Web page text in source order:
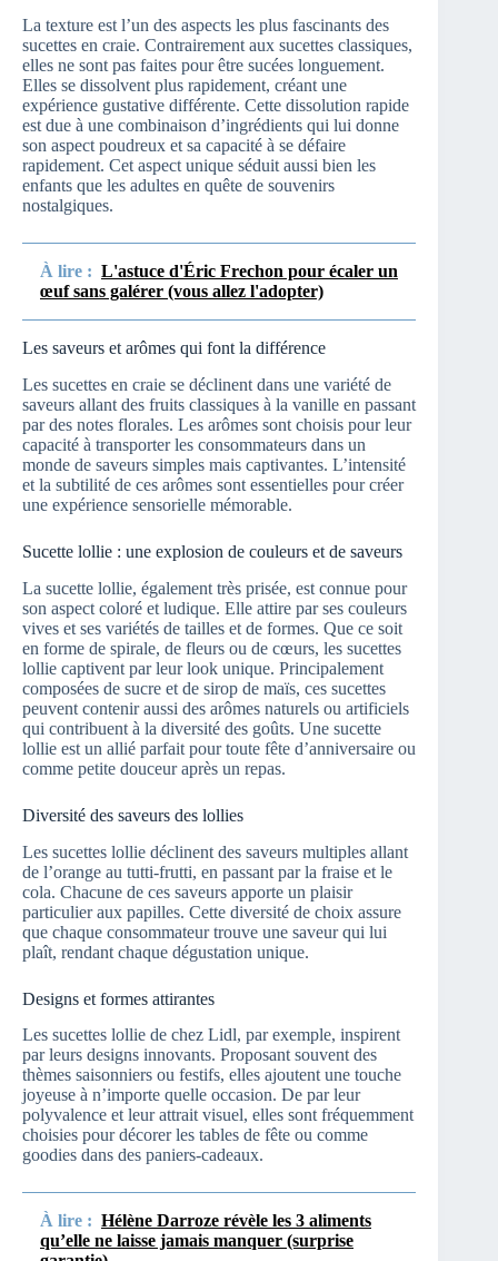
La texture est l’un des aspects les plus fascinants des
sucettes en craie. Contrairement aux sucettes classiques,
elles ne sont pas faites pour être sucées longuement.
Elles se dissolvent plus rapidement, créant une
expérience gustative différente. Cette dissolution rapide
est due à une combinaison d’ingrédients qui lui donne
son aspect poudreux et sa capacité à se défaire
rapidement. Cet aspect unique séduit aussi bien les
enfants que les adultes en quête de souvenirs
nostalgiques.
À lire : L'astuce d'Éric Frechon pour écaler un
œuf sans galérer (vous allez l'adopter)
Les saveurs et arômes qui font la différence
Les sucettes en craie se déclinent dans une variété de
saveurs allant des fruits classiques à la vanille en passant
par des notes florales. Les arômes sont choisis pour leur
capacité à transporter les consommateurs dans un
monde de saveurs simples mais captivantes. L’intensité
et la subtilité de ces arômes sont essentielles pour créer
une expérience sensorielle mémorable.
Sucette lollie : une explosion de couleurs et de saveurs
La sucette lollie, également très prisée, est connue pour
son aspect coloré et ludique. Elle attire par ses couleurs
vives et ses variétés de tailles et de formes. Que ce soit
en forme de spirale, de fleurs ou de cœurs, les sucettes
lollie captivent par leur look unique. Principalement
composées de sucre et de sirop de maïs, ces sucettes
peuvent contenir aussi des arômes naturels ou artificiels
qui contribuent à la diversité des goûts. Une sucette
lollie est un allié parfait pour toute fête d’anniversaire ou
comme petite douceur après un repas.
Diversité des saveurs des lollies
Les sucettes lollie déclinent des saveurs multiples allant
de l’orange au tutti-frutti, en passant par la fraise et le
cola. Chacune de ces saveurs apporte un plaisir
particulier aux papilles. Cette diversité de choix assure
que chaque consommateur trouve une saveur qui lui
plaît, rendant chaque dégustation unique.
Designs et formes attirantes
Les sucettes lollie de chez Lidl, par exemple, inspirent
par leurs designs innovants. Proposant souvent des
thèmes saisonniers ou festifs, elles ajoutent une touche
joyeuse à n’importe quelle occasion. De par leur
polyvalence et leur attrait visuel, elles sont fréquemment
choisies pour décorer les tables de fête ou comme
goodies dans des paniers-cadeaux.
À lire : Hélène Darroze révèle les 3 aliments
qu’elle ne laisse jamais manquer (surprise